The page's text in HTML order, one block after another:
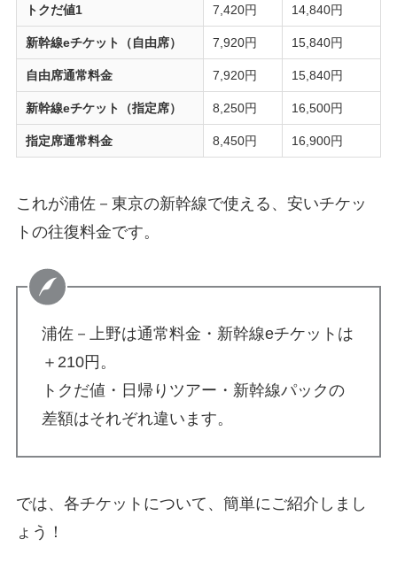
トクだ値1 7,420円 14,840円
新幹線eチケット（自由席） 7,920円 15,840円
自由席通常料金 7,920円 15,840円
新幹線eチケット（指定席） 8,250円 16,500円
指定席通常料金 8,450円 16,900円
これが浦佐－東京の新幹線で使える、安いチケッ
トの往復料金です。
浦佐－上野は通常料金・新幹線eチケットは
＋210円。
トクだ値・日帰りツアー・新幹線パックの
差額はそれぞれ違います。
では、各チケットについて、簡単にご紹介しまし
ょう！